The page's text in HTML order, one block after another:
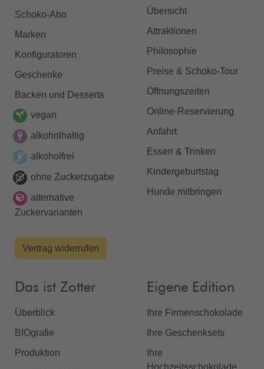
Schoko-Abo
Marken
Konfiguratoren
Geschenke
Backen und Desserts
vegan
alkoholhaltig
alkoholfrei
ohne Zuckerzugabe
alternative
Zuckervarianten
Vertrag widerrufen
Übersicht
Attraktionen
Philosophie
Preise & Schoko-Tour
Öffnungszeiten
Online-Reservierung
Anfahrt
Essen & Trinken
Kindergeburtstag
Hunde mitbringen
Das ist Zotter
Überblick
BIOgrafie
Produktion
Eigene Edition
Ihre Firmenschokolade
Ihre Geschenksets
Ihre
Hochzeitsschokolade